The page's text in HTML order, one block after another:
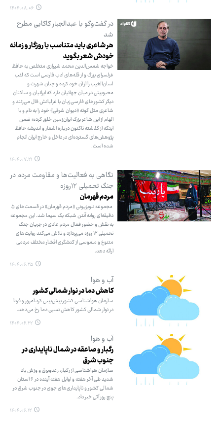
۱۴۰۴.۰۸.۰۶
در گفت‌وگو با عبدالجبار کاکایی مطرح
شد
هر شاعری باید متناسب با روزگار و زمانه
خودش شعر بگوید
خواجه شمس‌الدین محمد شیرازی متخلص به حافظ
غزلسرای بزرگ و از قله‌های ادب فارسی است که لقب
لسان‌الغیب را از آن خود کرده و چنان شهرت و
محبوبیتی در میان جهانیان دارد که ایرانیان و ساکنان
دیگر کشورهای فارسی‌زبان با غزلیاتش فال می‌زنند و
شاعری مثل گوته «دیوان شرقی» خود را به نام و با
الهام از این شاعر بزرگ ایران‌زمین خلق کرده؛ ضمن
اینکه از گذشته تاکنون درباره اشعار و اندیشه حافظ
پژوهش‌های گسترده‌ای در داخل و خارج ایران انجام
شده است.
۱۴۰۴.۰۷.۲۱
نگاهی به فعالیت‌ها و مقاومت مردم در
جنگ تحمیلی ۱۲روزه
مردم قهرمان
مجموعه تلویزیونی «مردم قهرمان» در قسمت‌های ۵
دقیقه‌ای روانه آنتن شبکه یک سیما شد. این مجموعه
به نقش و حضور فعال مردم عادی در جریان جنگ
تحمیلی ۱۲ روزه می‌پردازد و تلاش می‌کند روایت‌های
متنوع و ملموسی از کنشگری اقشار مختلف مردمی
ارائه دهد.
۱۴۰۴.۰۶.۲۵
آب و هوا
کاهش دما در نوار شمالی کشور
سازمان هواشناسی کشور پیش‌بینی کرد امروز و فردا
در نوار شمالی کشور کاهش نسبی دما رخ می‌دهد.
۱۴۰۴.۰۶.۲۲
آب و هوا
رگبار و صاعقه در شمال ناپایداری در
جنوب شرق
سازمان هواشناسی از رگبار، رعدوبرق و وزش باد
شدید طی آخر هفته و اوایل هفته آینده در ۶ استان
شمالی کشور و ناپایداری‌های جوی در جنوب شرق در
پنج روز آتی خبر داد.
۱۴۰۴.۰۶.۱۲